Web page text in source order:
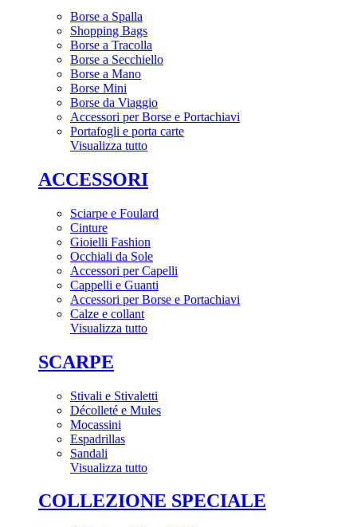
Borse a Spalla
Shopping Bags
Borse a Tracolla
Borse a Secchiello
Borse a Mano
Borse Mini
Borse da Viaggio
Accessori per Borse e Portachiavi
Portafogli e porta carte
Visualizza tutto
ACCESSORI
Sciarpe e Foulard
Cinture
Gioielli Fashion
Occhiali da Sole
Accessori per Capelli
Cappelli e Guanti
Accessori per Borse e Portachiavi
Calze e collant
Visualizza tutto
SCARPE
Stivali e Stivaletti
Décolleté e Mules
Mocassini
Espadrillas
Sandali
Visualizza tutto
COLLEZIONE SPECIALE